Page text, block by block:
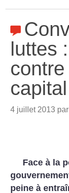
luttes
capital
4 juillet 2013
Face à la
peine à